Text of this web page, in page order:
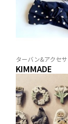
ターバン&アクセ
KIMMADE